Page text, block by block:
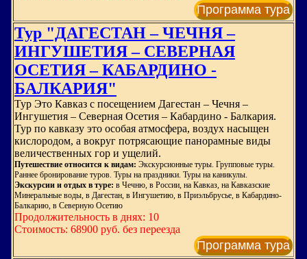
Программа тура
Тур "ДАГЕСТАН – ЧЕЧНЯ –
ИНГУШЕТИЯ – СЕВЕРНАЯ
ОСЕТИЯ – КАБАРДИНО -
БАЛКАРИЯ"
Тур Это Кавказ с посещением Дагестан – Чечня –
Ингушетия – Северная Осетия – Кабардино - Балкария.
Тур по кавказу это особая атмосфера, воздух насыщен
кислородом, а вокруг потрясающие панорамные виды
величественных гор и ущелий.
Путешествие относится к видам: Экскурсионные туры. Групповые туры.
Раннее бронирование туров. Туры на праздники. Туры на каникулы.
Экскурсии и отдых в туре: в Чечню, в России, на Кавказ, на Кавказские
Минеральные воды, в Дагестан, в Ингушетию, в Приэльбрусье, в Кабардино-
Балкарию, в Северную Осетию
Продолжительность в днях: 10
Стоимость: 68900 руб. без переезда
Программа тура